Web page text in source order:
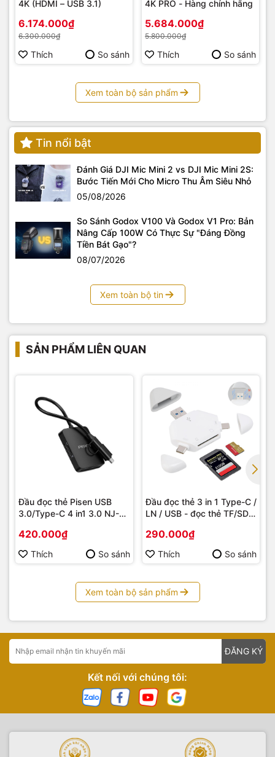
4K (HDMI – USB 3.1)
6.174.000₫
6.300.000₫
Thích So sánh
4K PRO - Hàng chính hãng
5.684.000₫
5.800.000₫
Thích So sánh
Xem toàn bộ sản phẩm
Tin nổi bật
Đánh Giá DJI Mic Mini 2 vs DJI Mic Mini 2S:
Bước Tiến Mới Cho Micro Thu Âm Siêu Nhỏ
05/08/2026
So Sánh Godox V100 Và Godox V1 Pro: Bản
Nâng Cấp 100W Có Thực Sự "Đáng Đồng
Tiền Bát Gạo"?
08/07/2026
Xem toàn bộ tin
SẢN PHẨM LIÊN QUAN
Đầu đọc thẻ Pisen USB
3.0/Type-C 4 in1 3.0 NJ-
420.000₫
Thích So sánh
Đầu đọc thẻ 3 in 1 Type-C /
LN / USB - đọc thẻ TF/SD
290.000₫
Thích So sánh
Xem toàn bộ sản phẩm
ĐĂNG KÝ
Kết nối với chúng tôi: